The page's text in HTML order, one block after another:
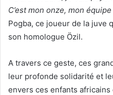
C’est mon onze, mon
Pogba, ce joueur de la juve
son homologue Özil.
A travers ce geste, ces
leur profonde solidarité et
envers ces enfants